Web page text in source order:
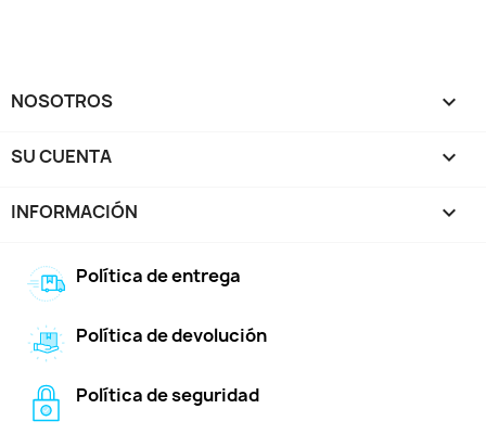
NOSOTROS 
SU CUENTA 
INFORMACIÓN keyboard_arrow_down
Política de entrega
Política de devolución
Política de seguridad